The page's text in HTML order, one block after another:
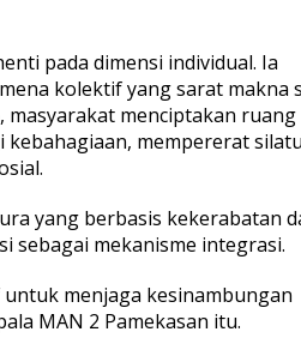
pada dimensi individual. Ia
kolektif yang sarat makna
masyarakat menciptakan ruang
mempererat
yang berbasis kekerabatan
sebagai mekanisme integrasi.
menjaga kesinambungan
MAN 2 Pamekasan itu.